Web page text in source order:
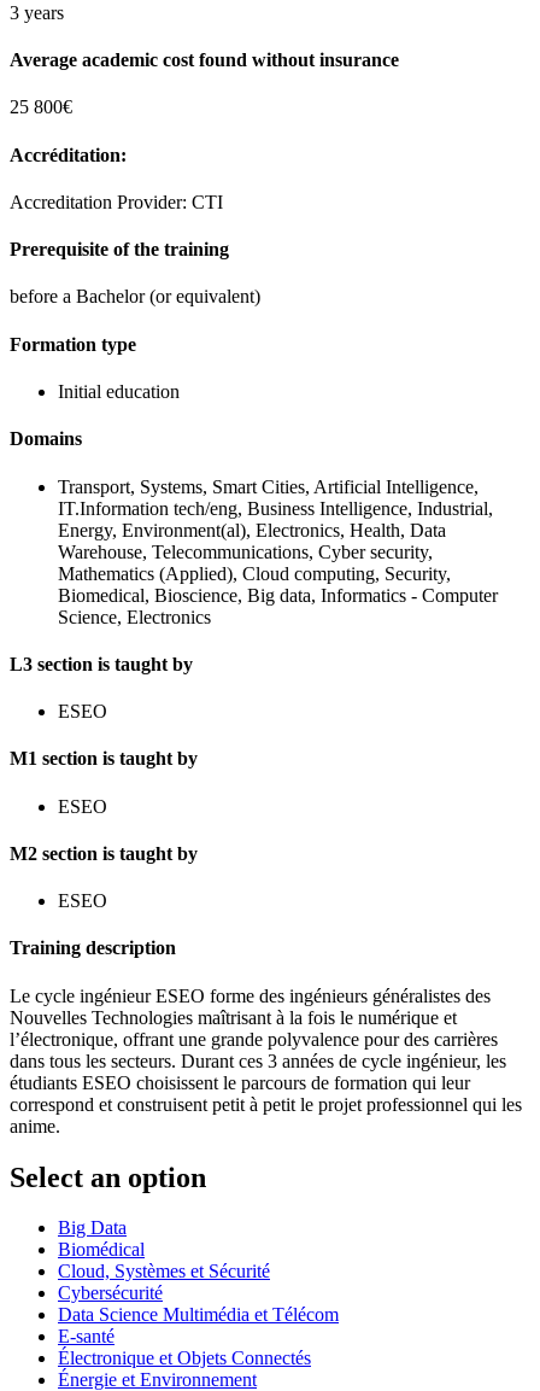
3 years
Average academic cost found without insurance
25 800€
Accréditation:
Accreditation Provider: CTI
Prerequisite of the training
before a Bachelor (or equivalent)
Formation type
Initial education
Domains
Transport, Systems, Smart Cities, Artificial Intelligence,
IT.Information tech/eng, Business Intelligence, Industrial,
Energy, Environment(al), Electronics, Health, Data
Warehouse, Telecommunications, Cyber security,
Mathematics (Applied), Cloud computing, Security,
Biomedical, Bioscience, Big data, Informatics - Computer
Science, Electronics
L3 section is taught by
ESEO
M1 section is taught by
ESEO
M2 section is taught by
ESEO
Training description
Le cycle ingénieur ESEO forme des ingénieurs généralistes des
Nouvelles Technologies maîtrisant à la fois le numérique et
l’électronique, offrant une grande polyvalence pour des carrières
dans tous les secteurs. Durant ces 3 années de cycle ingénieur, les
étudiants ESEO choisissent le parcours de formation qui leur
correspond et construisent petit à petit le projet professionnel qui les
anime.
Select an option
Big Data
Biomédical
Cloud, Systèmes et Sécurité
Cybersécurité
Data Science Multimédia et Télécom
E-santé
Électronique et Objets Connectés
Énergie et Environnement